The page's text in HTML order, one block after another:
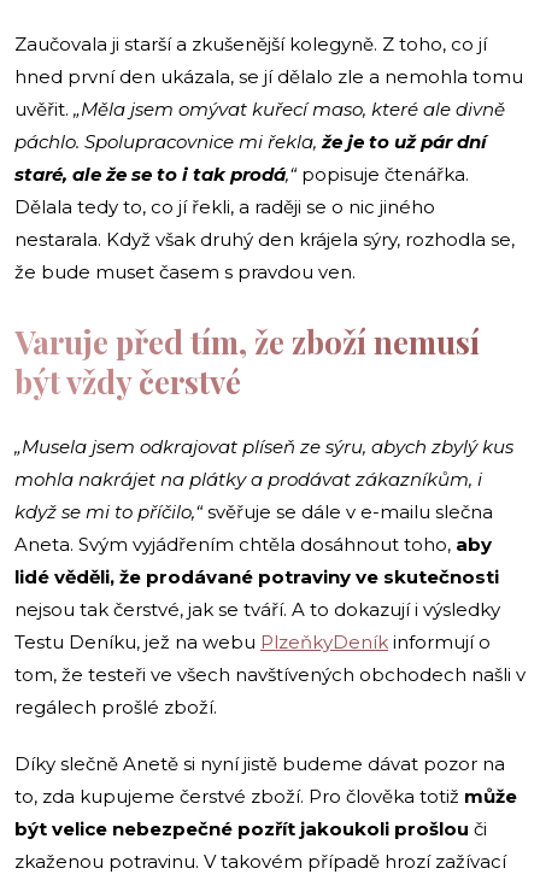
Zaučovala ji starší a zkušenější kolegyně. Z toho, co jí
hned první den ukázala, se jí dělalo zle a nemohla tomu
uvěřit. „Měla jsem omývat kuřecí maso, které ale divně
páchlo. Spolupracovnice mi řekla, že je to už pár dní
staré, ale že se to i tak prodá,“ popisuje čtenářka.
Dělala tedy to, co jí řekli, a raději se o nic jiného
nestarala. Když však druhý den krájela sýry, rozhodla se,
že bude muset časem s pravdou ven.
Varuje před tím, že zboží nemusí
být vždy čerstvé
„Musela jsem odkrajovat plíseň ze sýru, abych zbylý kus
mohla nakrájet na plátky a prodávat zákazníkům, i
když se mi to příčilo,“svěřuje se dále v e-mailu slečna
Aneta. Svým vyjádřením chtěla dosáhnout toho, aby
lidé věděli, že prodávané potraviny ve skutečnosti
nejsou tak čerstvé, jak se tváří. A to dokazují i výsledky
Testu Deníku, jež na webu PlzeňkyDeník informují o
tom, že testeři ve všech navštívených obchodech našli v
regálech prošlé zboží.
Díky slečně Anetě si nyní jistě budeme dávat pozor na
to, zda kupujeme čerstvé zboží. Pro člověka totiž může
být velice nebezpečné pozřít jakoukoli prošlou či
zkaženou potravinu. V takovém případě hrozí zažívací